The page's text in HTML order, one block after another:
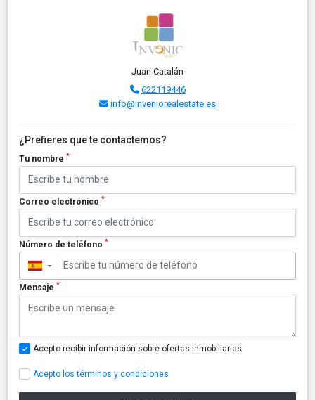
Juan Catalán
622119446
info@inveniorealestate.es
¿Prefieres que te contactemos?
Tu nombre *
Correo electrónico *
Número de teléfono *
▼
Mensaje *
Acepto recibir información sobre ofertas inmobiliarias
Acepto los términos y condiciones